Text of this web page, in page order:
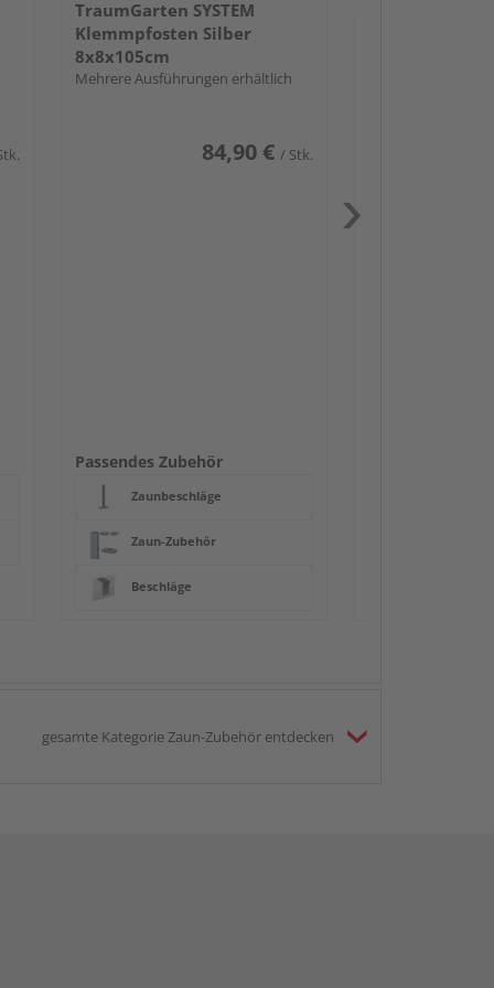
TraumGarten SYSTEM
Klemmpfosten Silber
8x8x105cm
Mehrere Ausführungen erhältlich
84,90 € / Stk.
Passendes Zubehör
Zaunbeschläge
Zaun-Zubehör
Beschläge
gesamte Kategorie Zaun-Zubehör entdecken